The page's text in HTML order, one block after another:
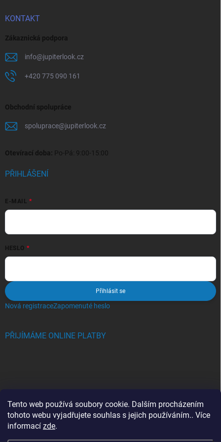
Tento web používá soubory cookie. Dalším procházením
tohoto webu vyjadřujete souhlas s jejich používáním.. Více
informací zde.
KONTAKT
Zákaznická podpora
info@jupiterlook.cz
+420 775 090 161
Obchodní spolupráce
spoluprace@jupiterlook.cz
Otevírací doba: Po-Pá: 9:00-15:00
PŘIHLÁŠENÍ
E-MAIL
HESLO
Přihlásit se
Nová registraceZapomenuté heslo
PŘIJÍMÁME ONLINE PLATBY
BLOG
Crocs, proč se svět zamiloval do těchto bot a proč je MUSÍTE mít
také?